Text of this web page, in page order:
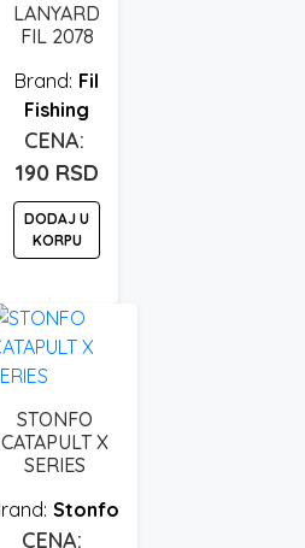
LANYARD
FIL 2078
Fil
Fishing
190 RSD
DODAJ U
KORPU
STONFO
CATAPULT X
SERIES
Stonfo